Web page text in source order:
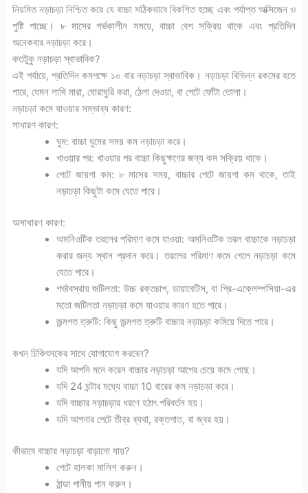
নিয়মিত নড়াচড়া নিশ্চিত করে যে বাচ্চা সঠিকভাবে বিকশিত হচ্ছে এবং পর্যাপ্ত অক্সিজেন ও
পুষ্টি পাচ্ছে। ৮ মাসের গর্ভকালীন সময়ে, বাচ্চা বেশ সক্রিয় থাকে এবং প্রতিদিন
অনেকবার নড়াচড়া করে।
কতটুকু নড়াচড়া স্বাভাবিক?
এই পর্যায়ে, প্রতিদিন কমপক্ষে ১০ বার নড়াচড়া স্বাভাবিক। নড়াচড়া বিভিন্ন রকমের হতে
পারে, যেমন লাথি মারা, ঘোরাঘুরি করা, ঠেলা দেওয়া, বা পেটে ফোঁটা তোলা।
নড়াচড়া কমে যাওয়ার সম্ভাব্য কারণ:
সাধারণ কারণ:
ঘুম: বাচ্চা ঘুমের সময় কম নড়াচড়া করে।
খাওয়ার পর: খাওয়ার পর বাচ্চা কিছুক্ষণের জন্য কম সক্রিয় থাকে।
পেটে জায়গা কম: ৮ মাসের সময়, বাচ্চার পেটে জায়গা কম থাকে, তাই
নড়াচড়া কিছুটা কমে যেতে পারে।
অসাধারণ কারণ:
অমনিওটিক তরলের পরিমাণ কমে যাওয়া: অমনিওটিক তরল বাচ্চাকে নড়াচড়া
করার জন্য স্থান প্রদান করে। তরলের পরিমাণ কমে গেলে নড়াচড়া কমে
যেতে পারে।
গর্ভাবস্থায় জটিলতা: উচ্চ রক্তচাপ, ডায়াবেটিস, বা প্রি-এক্লেম্পসিয়া-এর
মতো জটিলতা নড়াচড়া কমে যাওয়ার কারণ হতে পারে।
জন্মগত ত্রুটি: কিছু জন্মগত ত্রুটি বাচ্চার নড়াচড়া কমিয়ে দিতে পারে।
কখন চিকিৎসকের সাথে যোগাযোগ করবেন?
যদি আপনি মনে করেন বাচ্চার নড়াচড়া আগের চেয়ে কমে গেছে।
যদি 24 ঘন্টার মধ্যে বাচ্চা 10 বারের কম নড়াচড়া করে।
যদি বাচ্চার নড়াচড়ার ধরণে হঠাৎ পরিবর্তন হয়।
যদি আপনার পেটে তীব্র ব্যথা, রক্তপাত, বা জ্বর হয়।
কীভাবে বাচ্চার নড়াচড়া বাড়ানো যায়?
পেটে হালকা মালিশ করুন।
ঠান্ডা পানীয় পান করুন।